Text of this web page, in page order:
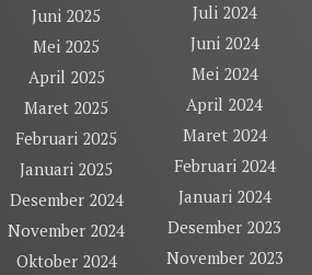
Juni 2025
Mei 2025
April 2025
Maret 2025
Februari 2025
Januari 2025
Desember 2024
November 2024
Oktober 2024
Juli 2024
Juni 2024
Mei 2024
April 2024
Maret 2024
Februari 2024
Januari 2024
Desember 2023
November 2023